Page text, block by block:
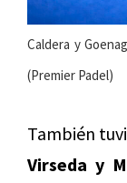
Caldera y
(Premier Padel)
También
Virseda y